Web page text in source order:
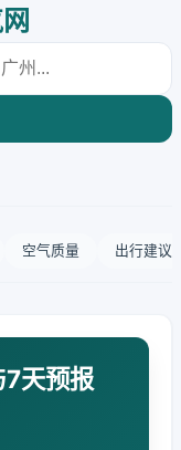
空气质量 出行建议
7天预报